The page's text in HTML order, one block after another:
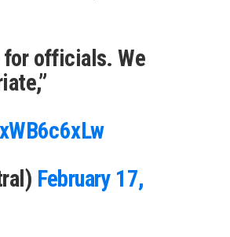
for officials. We
February 17,